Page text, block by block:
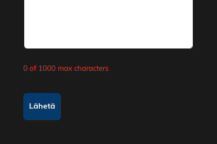
0 of 1000 max characters